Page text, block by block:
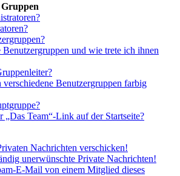
und wie trete ich ihnen
verschiedene Benutzergruppen farbig
„Das Team“-Link auf der Startseite?
Nachrichten verschicken!
unerwünschte Private Nachrichten!
E-Mail von einem Mitglied dieses